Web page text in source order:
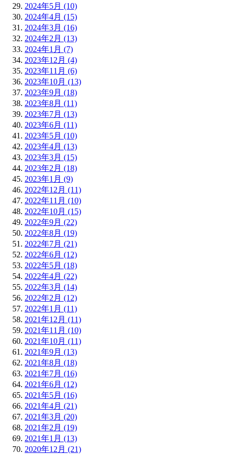
2024年5月 (10)
2024年4月 (15)
2024年3月 (16)
2024年2月 (13)
2024年1月 (7)
2023年12月 (4)
2023年11月 (6)
2023年10月 (13)
2023年9月 (18)
2023年8月 (11)
2023年7月 (13)
2023年6月 (11)
2023年5月 (10)
2023年4月 (13)
2023年3月 (15)
2023年2月 (18)
2023年1月 (9)
2022年12月 (11)
2022年11月 (10)
2022年10月 (15)
2022年9月 (22)
2022年8月 (19)
2022年7月 (21)
2022年6月 (12)
2022年5月 (18)
2022年4月 (22)
2022年3月 (14)
2022年2月 (12)
2022年1月 (11)
2021年12月 (11)
2021年11月 (10)
2021年10月 (11)
2021年9月 (13)
2021年8月 (18)
2021年7月 (16)
2021年6月 (12)
2021年5月 (16)
2021年4月 (21)
2021年3月 (20)
2021年2月 (19)
2021年1月 (13)
2020年12月 (21)